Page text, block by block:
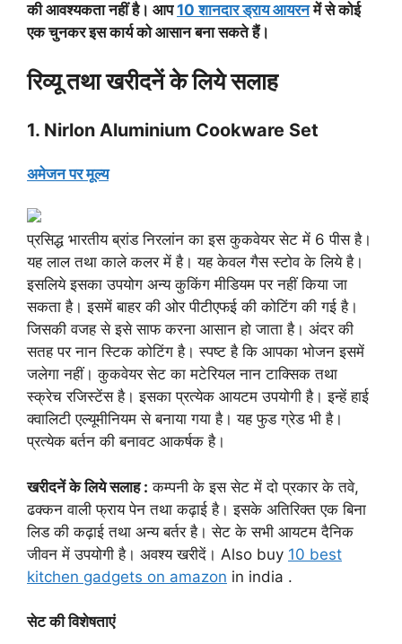
की आवश्यकता नहीं है। आप10 शानदार ड्राय आयरनमें से कोई
एक चुनकर इस कार्य को आसान बना सकते हैं।
रिव्यू तथा खरीदनें के लिये सलाह
1. Nirlon Aluminium Cookware Set
अमेजन पर मूल्य
प्रसिद्ध भारतीय ब्रांड निरलांन का इस कुकवेयर सेट में 6 पीस है।
यह लाल तथा काले कलर में है। यह केवल गैस स्टोव के लिये है।
इसलिये इसका उपयोग अन्य कुकिंग मीडियम पर नहीं किया जा
सकता है। इसमें बाहर की ओर पीटीएफई की कोटिंग की गई है।
जिसकी वजह से इसे साफ करना आसान हो जाता है। अंदर की
सतह पर नान स्टिक कोटिंग है। स्पष्ट है कि आपका भोजन इसमें
जलेगा नहीं। कुकवेयर सेट का मटेरियल नान टाक्सिक तथा
स्क्रेच रजिस्टेंस है। इसका प्रत्येक आयटम उपयोगी है। इन्हें हाई
क्वालिटी एल्यूमीनियम से बनाया गया है। यह फुड ग्रेड भी है।
प्रत्येक बर्तन की बनावट आकर्षक है।
खरीदनें के लिये सलाह : कम्पनी के इस सेट में दो प्रकार के तवे,
ढक्कन वाली फ्राय पेन तथा कढ़ाई है। इसके अतिरिक्त एक बिना
लिड की कढ़ाई तथा अन्य बर्तर है। सेट के सभी आयटम दैनिक
जीवन में उपयोगी है। अवश्य खरीदें। Also buy 10 best
kitchen gadgets on amazon in india .
सेट की विशेषताएं